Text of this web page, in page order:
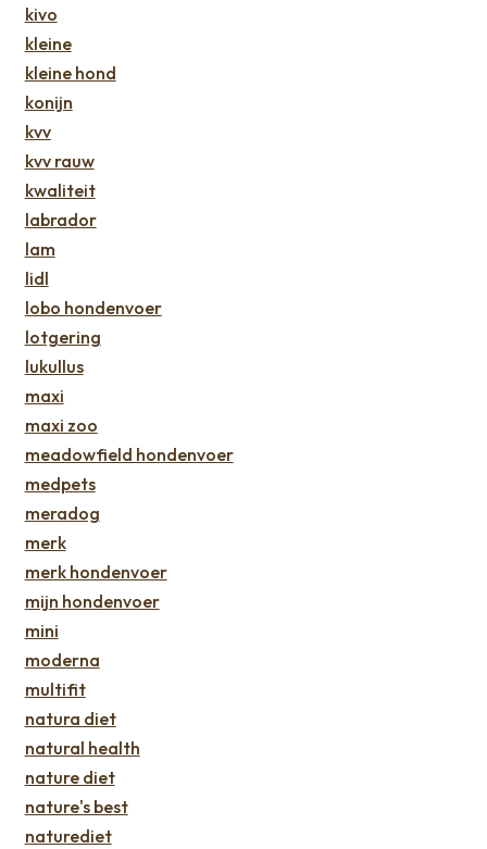
kivo
kleine
kleine hond
konijn
kvv
kvv rauw
kwaliteit
labrador
lam
lidl
lobo hondenvoer
lotgering
lukullus
maxi
maxi zoo
meadowfield hondenvoer
medpets
meradog
merk
merk hondenvoer
mijn hondenvoer
mini
moderna
multifit
natura diet
natural health
nature diet
nature's best
naturediet